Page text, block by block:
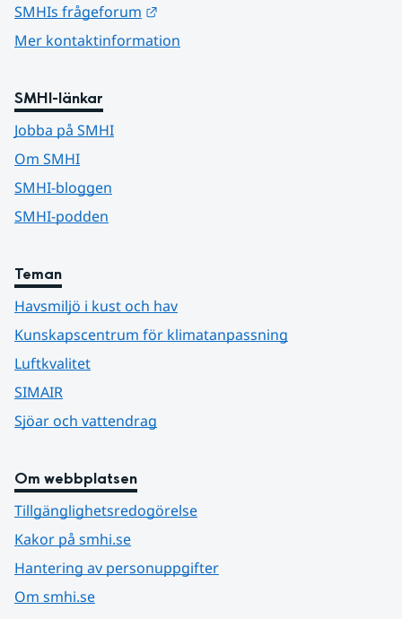
SMHIs frågeforum
Mer kontaktinformation
SMHI-länkar
Jobba på SMHI
Om SMHI
SMHI-bloggen
SMHI-podden
Teman
Havsmiljö i kust och hav
Kunskapscentrum för klimatanpassning
Luftkvalitet
SIMAIR
Sjöar och vattendrag
Om webbplatsen
Tillgänglighetsredogörelse
Kakor på smhi.se
Hantering av personuppgifter
Om smhi.se